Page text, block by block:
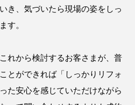
き、気づいたら現場の姿をしっ
す。
れから検討するお客さまが、普
とができれば「しっかりリフォ
た安心を感じていただけながら